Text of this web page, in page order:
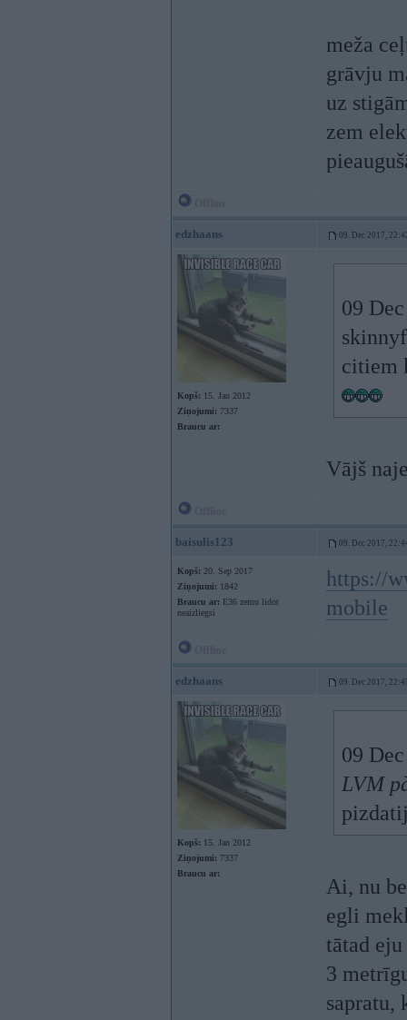
meža
grāvju
uz
zem
edzhaans 09. Dec 2017,
Kopš: 15. Jan 2012
Ziņojumi: 7337
Braucu ar:
09
citiem
Vājš
baisulis123 09. Dec 2017,
Kopš: 20. Sep 2017
Ziņojumi: 1842
Braucu ar: E36 zemu lidot
neaizliegsi
https://
mobile
edzhaans 09. Dec 2017,
Kopš: 15. Jan 2012
Ziņojumi: 7337
Braucu ar:
09
LVM
Ai, nu
egli
tātad
3
sapratu,